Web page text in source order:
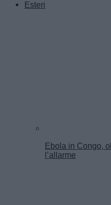
Esteri
Ebola in Congo,
l’allarme